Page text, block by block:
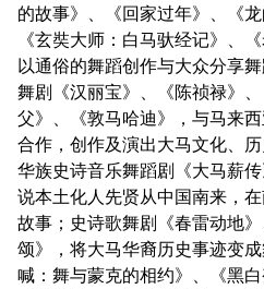
的故事》、《回家过年》、《
《玄奘大师：白马驮经记》、
以通俗的舞蹈创作与大众分享
舞剧《汉丽宝》、《陈祯禄》
父》、《敦马哈迪》，与马来
合作，创作及演出大马文化、
华族史诗音乐舞蹈剧《大马薪
说本土化人先贤从中国南来，
故事；史诗歌舞剧《春雷动地
颂》，将大马华裔历史事迹变
喊：舞与蒙克的相约》、《黑白